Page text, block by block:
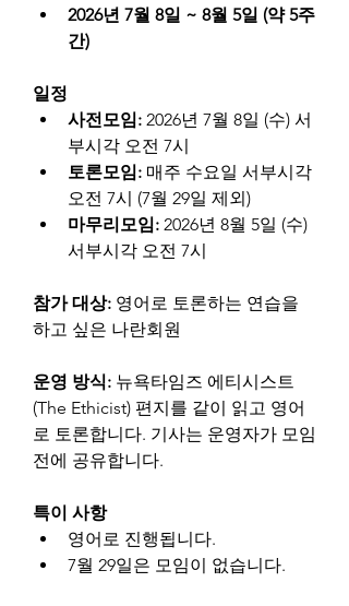
2026년 7월 8일 ~ 8월 5일 (약 5주
간)
일정
사전모임: 2026년 7월 8일 (수) 서
부시각 오전 7시
토론모임: 매주 수요일 서부시각
오전 7시 (7월 29일 제외)
마무리모임: 2026년 8월 5일 (수)
서부시각 오전 7시
참가 대상: 영어로 토론하는 연습을
하고 싶은 나란회원
운영 방식: 뉴욕타임즈 에티시스트
(The Ethicist) 편지를 같이 읽고 영어
로 토론합니다. 기사는 운영자가 모임
전에 공유합니다.
특이 사항
영어로 진행됩니다.
7월 29일은 모임이 없습니다.